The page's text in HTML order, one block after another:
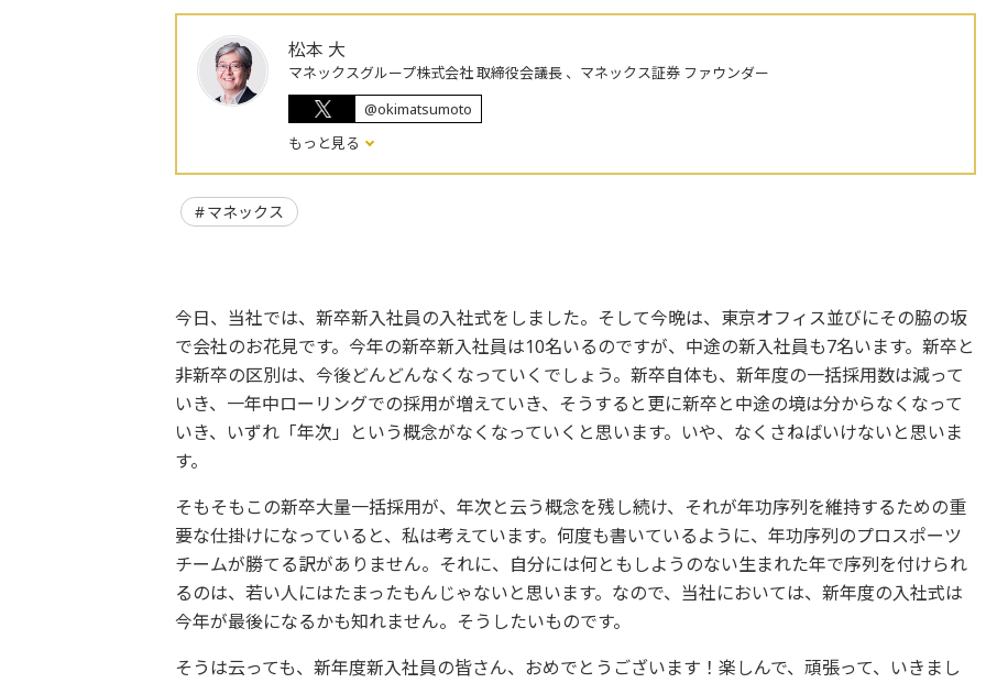
松本 大
マネックスグループ株式会社 取締役会議長 、マネックス証券 ファウンダー
@okimatsumoto
もっと見る
マネックス
今日、当社では、新卒新入社員の入社式をしました。そして今晩は、東京オフィス並びにその脇の坂
で会社のお花見です。今年の新卒新入社員は10名いるのですが、中途の新入社員も7名います。新卒と
非新卒の区別は、今後どんどんなくなっていくでしょう。新卒自体も、新年度の一括採用数は減って
いき、一年中ローリングでの採用が増えていき、そうすると更に新卒と中途の境は分からなくなって
いき、いずれ「年次」という概念がなくなっていくと思います。いや、なくさねばいけないと思いま
す。
そもそもこの新卒大量一括採用が、年次と云う概念を残し続け、それが年功序列を維持するための重
要な仕掛けになっていると、私は考えています。何度も書いているように、年功序列のプロスポーツ
チームが勝てる訳がありません。それに、自分には何ともしようのない生まれた年で序列を付けられ
るのは、若い人にはたまったもんじゃないと思います。なので、当社においては、新年度の入社式は
今年が最後になるかも知れません。そうしたいものです。
そうは云っても、新年度新入社員の皆さん、おめでとうございます！楽しんで、頑張って、いきまし